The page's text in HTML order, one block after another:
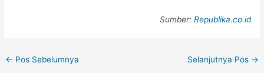
Sumber: Republika.co.id
← Pos Sebelumnya Selanjutnya Pos →